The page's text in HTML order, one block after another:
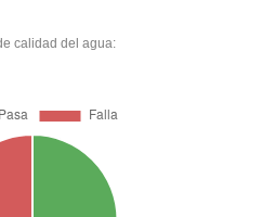
calidad del agua: